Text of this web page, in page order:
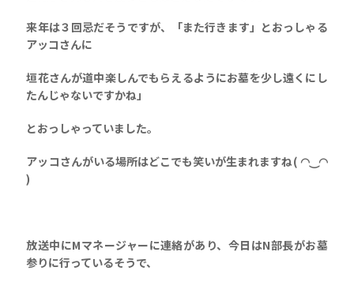
来年は３回忌だそうですが、「また行きます」とおっしゃる
アッコさんに
垣花さんが道中楽しんでもらえるようにお墓を少し遠くにし
たんじゃないですかね」
とおっしゃっていました。
アッコさんがいる場所はどこでも笑いが生まれますね( ◠‿◠
)
放送中にMマネージャーに連絡があり、今日はN部長がお墓
参りに行っているそうで、